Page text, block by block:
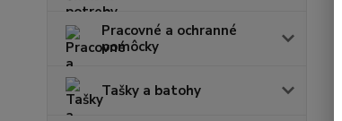
Pracovné a ochranné
pomôcky
Tašky a batohy